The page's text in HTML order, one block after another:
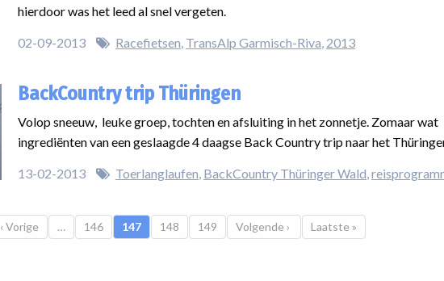
hierdoor was het leed al snel vergeten.
02-09-2013 Racefietsen TransAlp Garmisch-Riva 2013
BackCountry trip Thüringen
Volop sneeuw, leuke groep, tochten en afsluiting in het zonnetje. Zomaar wat
ingrediënten van een geslaagde 4 daagse Back Country trip naar het
13-02-2013 Toerlanglaufen BackCountry Thüringer Wald
Vorige pagina
‹ Vorige … Pagina
146 Huidige pagina
147 Pagina
148 Pagina
149 Volgende pagina
Volgende › Laatste pagina
Laatste »